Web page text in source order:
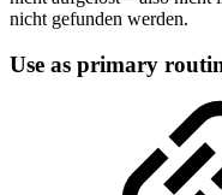
nicht gefunden werden.
Use as primary